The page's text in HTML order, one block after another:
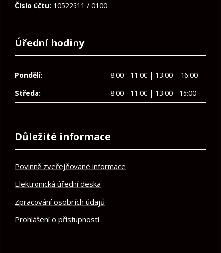
Číslo účtu: 10522611 / 0100
Úřední hodiny
Pondělí:
8:00 - 11:00 | 13:00 – 16:00
Středa:
8:00 - 11:00 | 13:00 - 16:00
Důležité informace
Povinně zveřejňované informace
Elektronická úřední deska
Zpracování osobních údajů
Prohlášení o přístupnosti